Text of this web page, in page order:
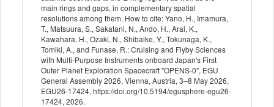
main rings and gaps, in complementary spatial
resolutions among them. How to cite: Yano, H., Imamura,
T., Matsuura, S., Sakatani, N., Ando, H., Arai, K.,
Kawahara, H., Ozaki, N., Shibaike, Y., Tokunaga, K.,
Tomiki, A., and Funase, R.: Cruising and Flyby Sciences
with Multi-Purpose Instruments onboard Japan's First
Outer Planet Exploration Spacecraft "OPENS-0", EGU
General Assembly 2026, Vienna, Austria, 3–8 May 2026,
EGU26-17424, https://doi.org/10.5194/egusphere-egu26-
17424, 2026.